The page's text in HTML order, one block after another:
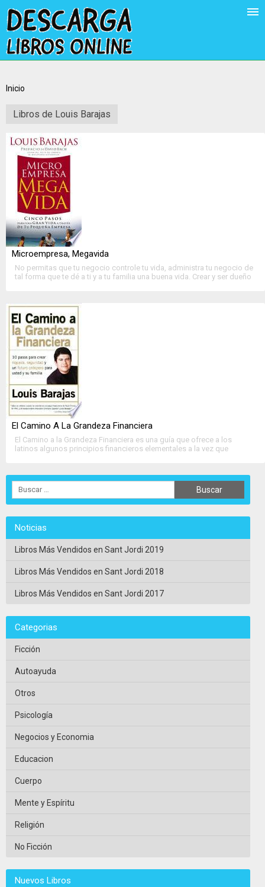
Inicio
Libros de Louis Barajas
Microempresa, Megavida
No permitas que tu negocio controle tu vida, administra tu negocio de
tal forma que te dé a ti y a tu familia una buena vida. Crear y ser dueño
El Camino A La Grandeza Financiera
El Camino a la Grandeza Financiera es una guía que ofrece a los
latinos algunos principios financieros elementales a la vez que
>>Ver Ficha Completa<<
Noticias
Libros Más Vendidos en Sant Jordi 2019
Libros Más Vendidos en Sant Jordi 2018
Libros Más Vendidos en Sant Jordi 2017
Categorias
Ficción
Autoayuda
Otros
Psicología
Negocios y Economia
Educacion
Cuerpo
Mente y Espíritu
Religión
No Ficción
Nuevos Libros